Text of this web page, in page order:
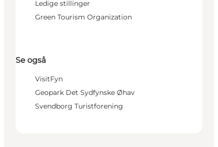
Ledige stillinger
Green Tourism Organization
Se også
VisitFyn
Geopark Det Sydfynske Øhav
Svendborg Turistforening